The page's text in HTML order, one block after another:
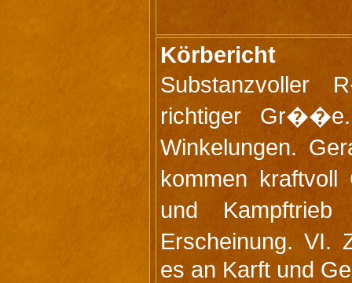
Körbericht
Substanzvoller
richtiger Gr��e.
Winkelungen.
kommen
und
Erscheinung. VI.
es an Karft und